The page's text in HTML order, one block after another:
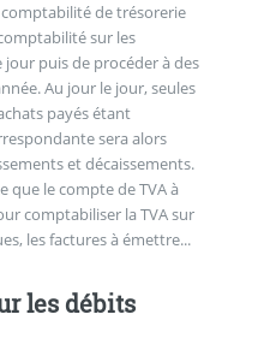
de trésorerie
sur les
puis de procéder à des
Au jour le jour, seules
payés étant
sera alors
et décaissements.
que le compte de TVA à
comptabiliser la TVA sur
les factures à émettre...
les débits